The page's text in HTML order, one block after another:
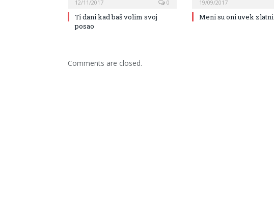
12/11/2017 0
Ti dani kad baš volim svoj
posao
19/09/2017
Meni su oni uvek zlatni
Comments are closed.